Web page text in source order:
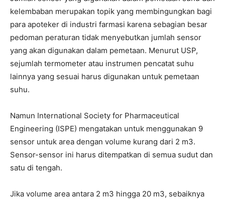
kelembaban merupakan topik yang membingungkan bagi
para apoteker di industri farmasi karena sebagian besar
pedoman peraturan tidak menyebutkan jumlah sensor
yang akan digunakan dalam pemetaan. Menurut USP,
sejumlah termometer atau instrumen pencatat suhu
lainnya yang sesuai harus digunakan untuk pemetaan
suhu.
Namun International Society for Pharmaceutical
Engineering (ISPE) mengatakan untuk menggunakan 9
sensor untuk area dengan volume kurang dari 2 m3.
Sensor-sensor ini harus ditempatkan di semua sudut dan
satu di tengah.
Jika volume area antara 2 m3 hingga 20 m3, sebaiknya